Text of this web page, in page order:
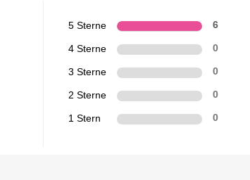
5 Sterne 6
4 Sterne 0
3 Sterne 0
2 Sterne 0
1 Stern 0